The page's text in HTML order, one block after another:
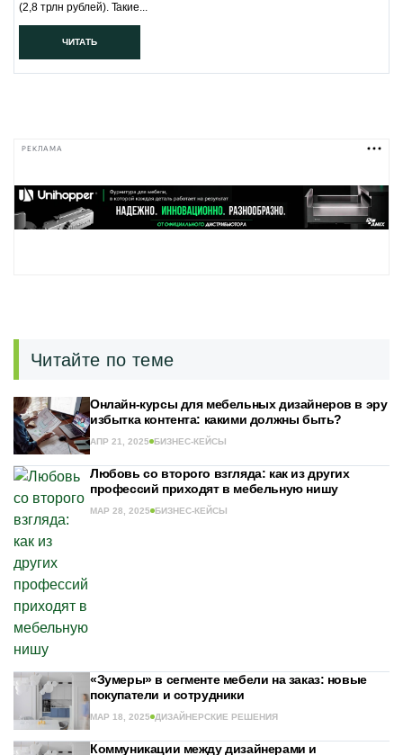
(2,8 трлн рублей). Такие...
ЧИТАТЬ
РЕКЛАМА
Читайте по теме
Онлайн-курсы для мебельных дизайнеров в эру
избытка контента: какими должны быть?
АПР 21, 2025 БИЗНЕС-КЕЙСЫ
Любовь со второго взгляда: как из других
профессий приходят в мебельную нишу
МАР 28, 2025 БИЗНЕС-КЕЙСЫ
«Зумеры» в сегменте мебели на заказ: новые
покупатели и сотрудники
МАР 18, 2025 ДИЗАЙНЕРСКИЕ РЕШЕНИЯ
Коммуникации между дизайнерами и